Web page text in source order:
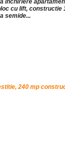
închiriere
cu lift, constructie
semide...
240 mp